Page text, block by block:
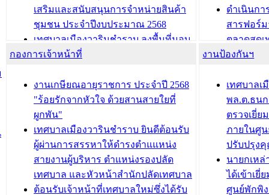
บทความ อื่นๆ ... บทความ อื่นๆ ...
เสริมและสนับสนุนการจำหน่ายสินค้า
ชุมชน ประจำปีงบประมาณ 2568
เทศบาลเมืองวารินชำราบ ลงพื้นที่มอบ
น้ำดื่มแก่ผู้พักอาศัย ณ ศูนย์พักพิง
กองสวัสดิการสังคม เทศบาลเมือง
วารินชำราบ จัดโครงการอบรมอาชีพ
ระยะสั้น ประจำปี 2568 (หลักสูตรการ
ถักทอผลิตภัณฑ์จากถุงพลาสติก)
บทความ อื่นๆ ...
ดำเนินกา
สารฟอร์
ตลาดสดเ
วารินชำร
ถนนแก่เ
เด็กเล็ก
เทศบาลเ
ปรึกษาห
วัยของอ
บทความ อื่นๆ ...
กองการเจ้าหน้าที่
งานเกษียณอายุราชการ ประจำปี 2568
"ร้อยรักจากหัวใจ ด้วยสานสายใยที่
ผูกพัน"
เทศบาลเมืองวารินชำราบ ยินดีต้อนรับ
ผู้ผ่านการสรรหาให้ดำรงตำแแหน่ง
สายงานผู้บริหาร ตำแหน่งรองปลัด
เทศบาล และหัวหน้าสำนักปลัดเทศบาล
ต้อนรับเจ้าหน้าที่เทศบาลใหม่ซึ่งได้รับ
งานป้องกันฯ
เทศบาลเ
พล.ต.ธน
ตรวจเยี่ย
ภายในศู
ปรับปรุง
นายกเห
ได้เข้าเยี่
ศูนย์พักพิ